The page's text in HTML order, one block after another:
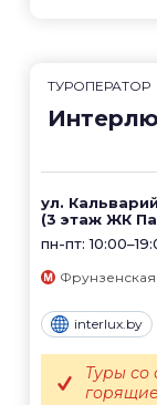
ТУРОПЕРАТОР
ул.
(3 этаж ЖК
пн-пт:
Фрунзенская
interlux.by
Туры со